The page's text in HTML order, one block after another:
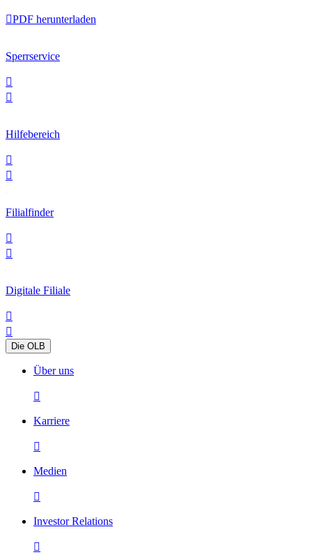
PDF herunterladen
Sperrservice


Hilfebereich


Filialfinder


Digitale Filiale


Die OLB
Über uns

Karriere

Medien

Investor Relations
